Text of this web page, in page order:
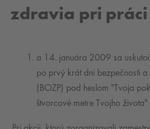
zdravia pri práci
a 14. januára 2009 sa
po prvý krát dni bezpečnosti
(BOZP) pod heslom "Tvoja
štvorcové metre Tvojho